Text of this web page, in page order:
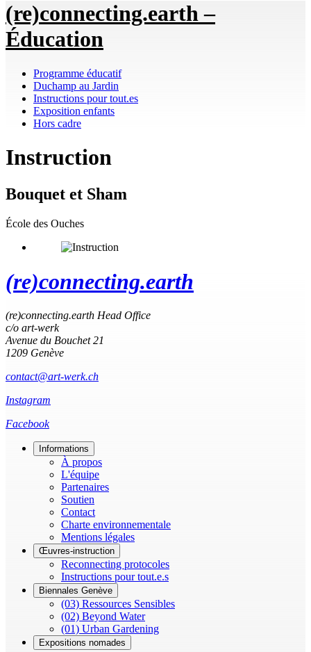
(re)connecting.earth –
Éducation
Programme éducatif
Duchamp au Jardin
Instructions pour tout.es
Exposition enfants
Hors cadre
Instruction
Bouquet et Sham
École des Ouches
(re)connecting.earth
(re)connecting.earth Head Office
c/o art-werk
Avenue du Bouchet 21
1209 Genève
contact@art-werk.ch
Instagram
Facebook
Informations
À propos
L'équipe
Partenaires
Soutien
Contact
Charte environnementale
Mentions légales
Œuvres-instruction
Reconnecting protocoles
Instructions pour tout.e.s
Biennales Genève
(03) Ressources Sensibles
(02) Beyond Water
(01) Urban Gardening
Expositions nomades